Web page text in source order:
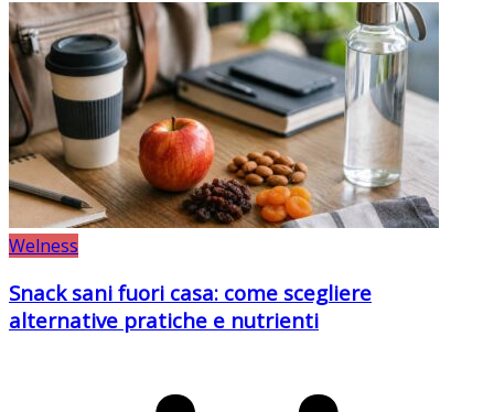
Welness
Snack sani fuori casa: come scegliere
alternative pratiche e nutrienti